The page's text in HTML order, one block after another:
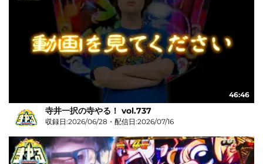
46:46
寺井一択の寺やる！ vol.737
収録日:2026/06/28・配信日:2026/07/16